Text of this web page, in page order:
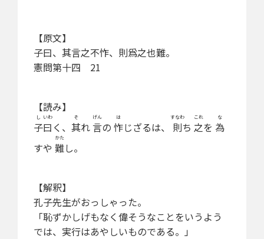
【原文】
子曰、其言之不怍、則爲之也難。
憲問第十四 21
【読み】
子
し
曰
いわ
く、其
そ
れ言
げん
の怍
は
じざるは、 則
すなわ
ち之
これ
を 為
な
すや難
かた
し。
【解釈】
孔子先生がおっしゃった。
「恥ずかしげもなく偉そうなことをいうよう
では、実行はあやしいものである。」